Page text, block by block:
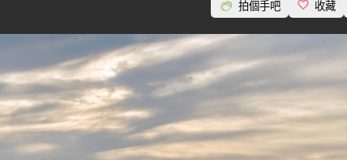
拍個手吧 收藏